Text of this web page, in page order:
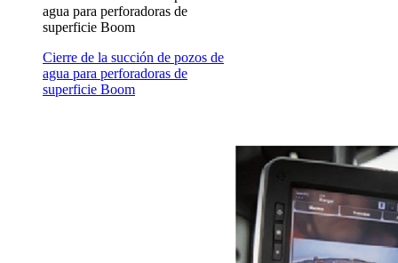
agua para perforadoras de
superficie Boom
Cierre de la succión de pozos de
agua para perforadoras de
superficie Boom